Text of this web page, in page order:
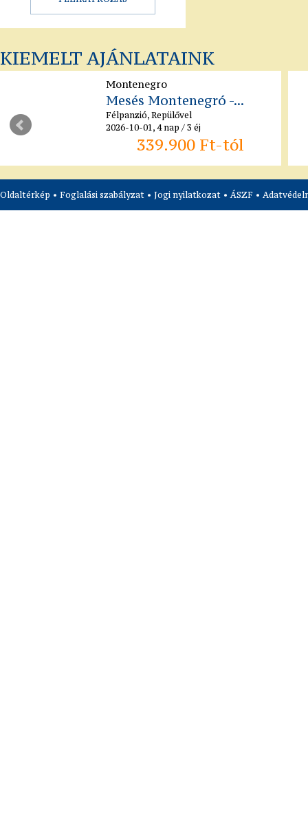
KIEMELT AJÁNLATAINK
Montenegro
Mesés Montenegró -...
Félpanzió, Repülővel
2026-10-01, 4 nap / 3 éj
339.900 Ft-tól
Oldaltérkép • Foglalási szabályzat • Jogi nyilatkozat • ÁSZF •